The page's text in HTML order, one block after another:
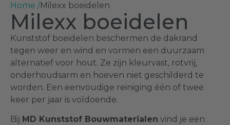
Home /Milexx boeidelen
Milexx boeidelen
Kunststof boeidelen beschermen de dakrand
tegen weer en wind en vormen een duurzaam
alternatief voor hout. Ze zijn kleurvast, rotvrij,
onderhoudsarm en hoeven niet geschilderd te
worden. Een eenvoudige reiniging één of twee
keer per jaar is voldoende.
Bij MD Kunststof Bouwmaterialen vind je een